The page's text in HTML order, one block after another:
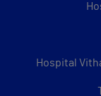
Hospital